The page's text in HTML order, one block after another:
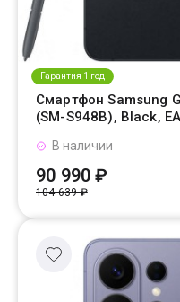
Гарантия 1 год
Смартфон Samsung
(SM-S948B), Black,
В наличии
90 990 ₽
104 639 ₽